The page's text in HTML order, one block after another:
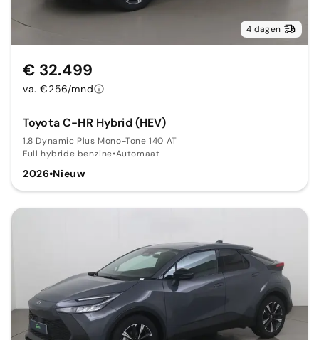
4 dagen
Toyota C-HR Hybrid (HEV)
1.8 Dynamic Plus Mono-Tone 140 AT
Full hybride benzine•Automaat
2026•Nieuw
€ 32.499
va. €256/mnd